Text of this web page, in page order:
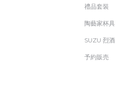
禮品套裝
陶藝家杯具
SUZU 烈酒
予約販売